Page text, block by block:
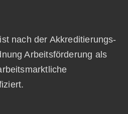
nach der Akkreditierungs-
Arbeitsförderung als